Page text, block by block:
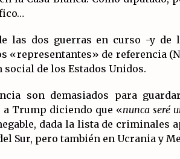
las dos guerras en curso -y de
«representantes» de referencia
social de los Estados Unidos.
son demasiados para
a Trump diciendo que «nunca seré
dada la lista de criminales
Sur, pero también en Ucrania y